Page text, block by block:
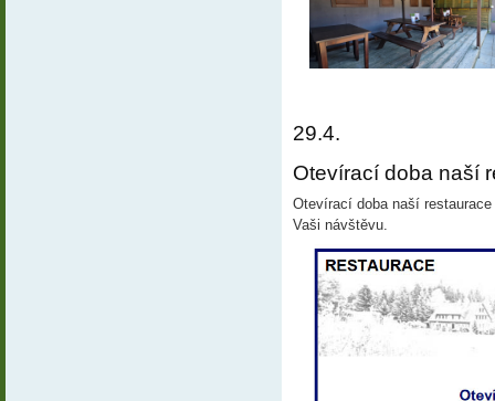
29.4.
Otevírací doba naší
Otevírací doba naší
Vaši návštěvu.